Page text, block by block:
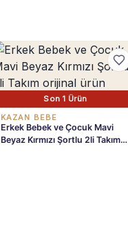
Son 1 Ürün
KAZAN BEBE
Erkek Bebek ve Çocuk Mavi
Beyaz Kırmızı Şortlu 2li Takım